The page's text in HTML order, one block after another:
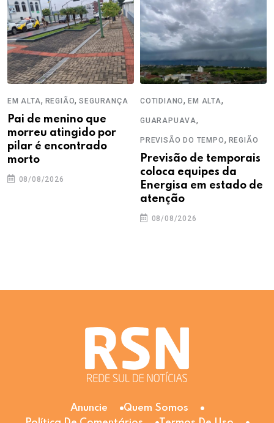
EM ALTA, REGIÃO,SEGURANÇA
Pai de menino que
morreu atingido por
pilar é encontrado
morto
08/08/2026
COTIDIANO,EM ALTA,
GUARAPUAVA,
PREVISÃO DO TEMPO, REGIÃO
Previsão de temporais
coloca equipes da
Energisa em estado de
atenção
08/08/2026
Anuncie
Quem Somos